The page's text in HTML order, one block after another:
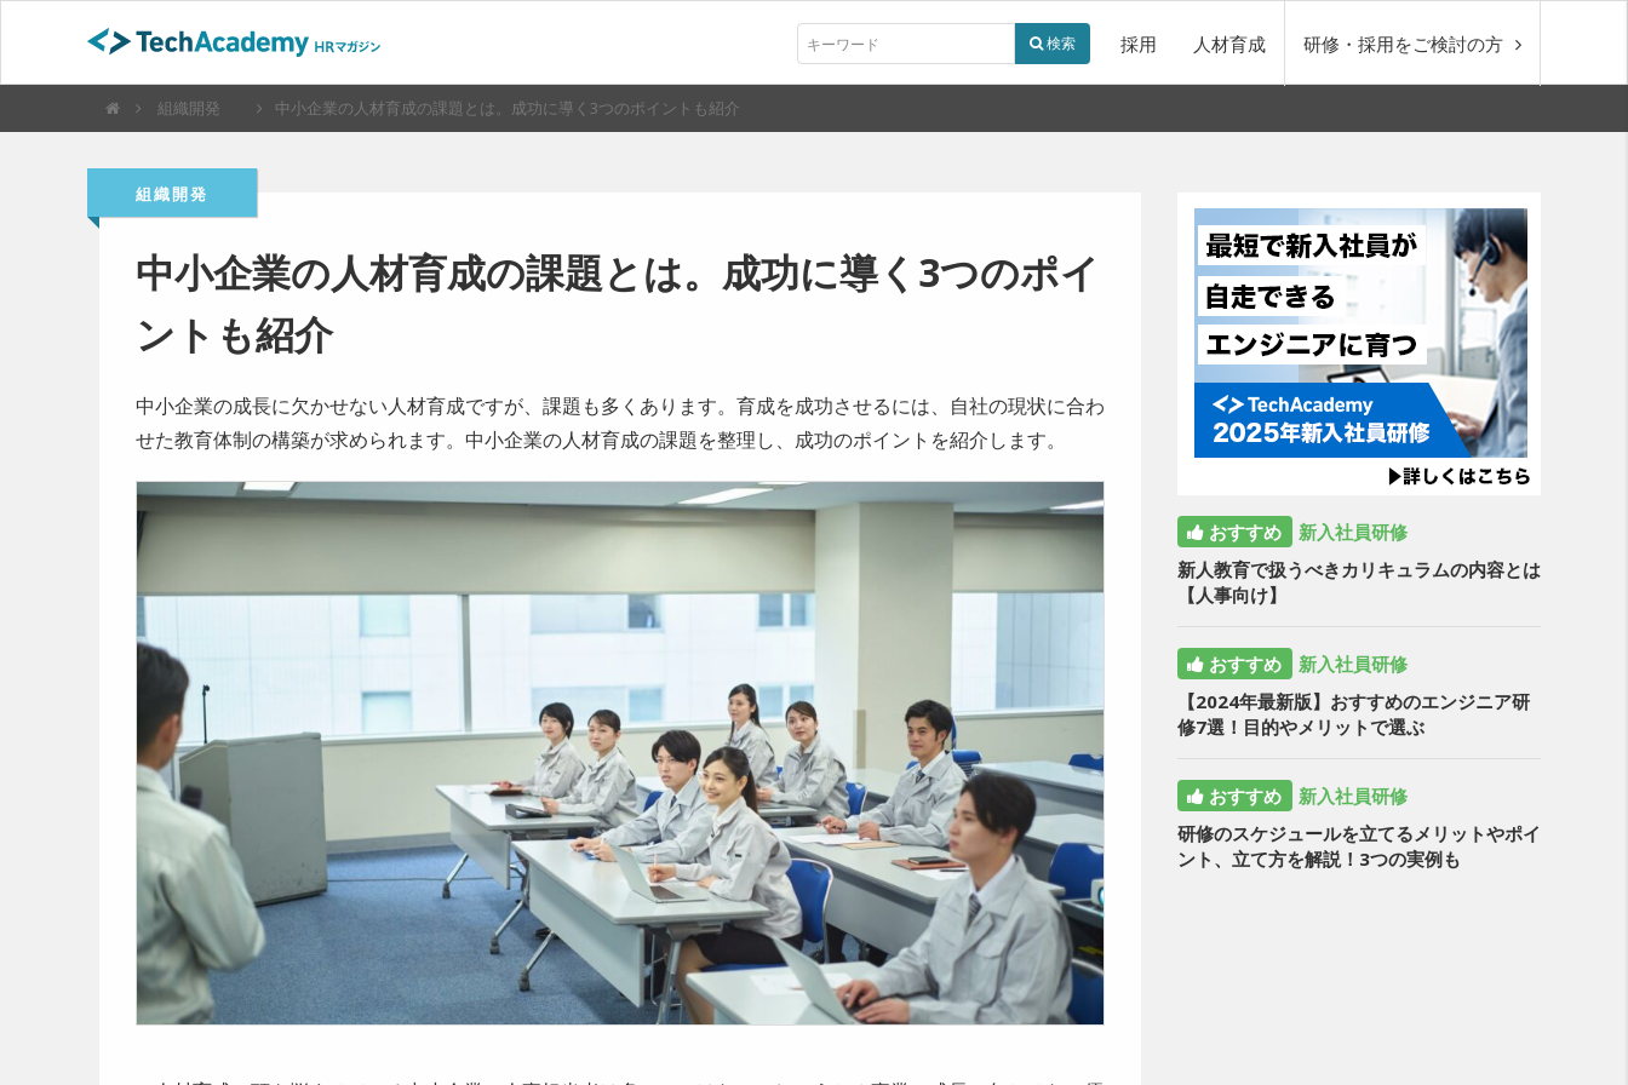
採用 人材育成 研修・採用をご検討の方
組織開発 中小企業の人材育成の課題とは。成功に導く3つのポイントも紹介
組織開発
中小企業の人材育成の課題とは。成功に導く3つのポイ
ントも紹介
中小企業の成長に欠かせない人材育成ですが、課題も多くあります。育成を成功させるには、自社の現状に合わ
せた教育体制の構築が求められます。中小企業の人材育成の課題を整理し、成功のポイントを紹介します。
おすすめ
新入社員研修
新人教育で扱うべきカリキュラムの内容とは
【人事向け】
おすすめ
新入社員研修
【2024年最新版】おすすめのエンジニア研
修7選！目的やメリットで選ぶ
おすすめ
新入社員研修
研修のスケジュールを立てるメリットやポイ
ント、立て方を解説！3つの実例も